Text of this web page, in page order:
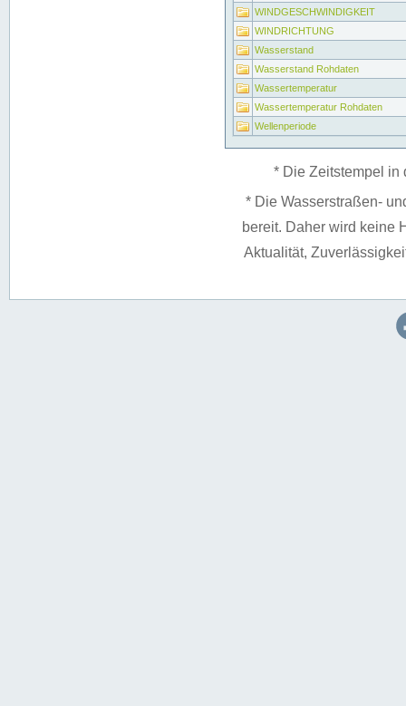
WINDGESCHWINDIGKEIT
WINDRICHTUNG
Wasserstand
Wasserstand Rohdaten
Wassertemperatur
Wassertemperatur Rohdaten
Wellenperiode
* Die Zeitstempel in
* Die Wasserstraßen-
bereit. Daher wird keine
Aktualität,